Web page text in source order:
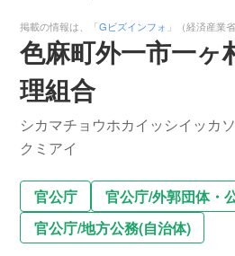
掲載の情報は、「Gビズインフォ 」（経済産業
色麻町外一市一ヶ
理組合
シカマチョウホカイッシイッカ
クミアイ
官公庁 官公庁/外郭団体・
官公庁/地方公務(自治体)